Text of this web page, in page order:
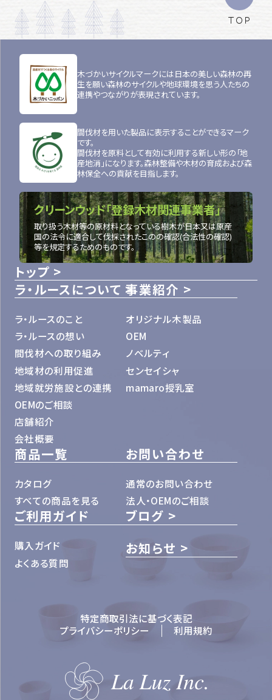
TOP
トップ
ラ・ルースについて
ラ・ルースのこと
ラ・ルースの想い
間伐材への取り組み
地域材の利用促進
地域就労施設との連携
OEMのご相談
店舗紹介
会社概要
事業紹介
オリジナル木製品
OEM
ノベルティ
センセイシャ
mamaro授乳室
商品一覧
カタログ
すべての商品を見る
お問い合わせ
通常のお問い合わせ
法人・OEMのご相談
ご利用ガイド
購入ガイド
よくある質問
ブログ
お知らせ
木づかいサイクルマークには日本の美しい森林の再
生を願い森林のサイクルや地球環境を思う人たちの
連携やつながりが表現されています。
間伐材を用いた製品に表示することができるマーク
です。
間伐材を原料として有効に利用する新しい形の「地
産地消」になります。森林整備や木材の育成および森
林保全への貢献を目指します。
クリーンウッド「登録木材関連事業者」
取り扱う木材等の原材料となっている樹木が日本又は原産
国の法令に適合して伐採されたこのの確認(合法性の確認)
等を規定するためのものです。
特定商取引法に基づく表記
プライバシーポリシー
利用規約